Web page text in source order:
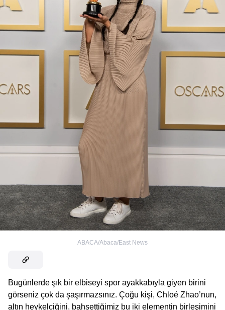
ABACA/Abaca/East News
Bugünlerde şık bir elbiseyi spor ayakkabıyla giyen birini
görseniz çok da şaşırmazsınız. Çoğu kişi, Chloé Zhao’nun,
altın heykelciğini, bahsettiğimiz bu iki elementin birleşimini